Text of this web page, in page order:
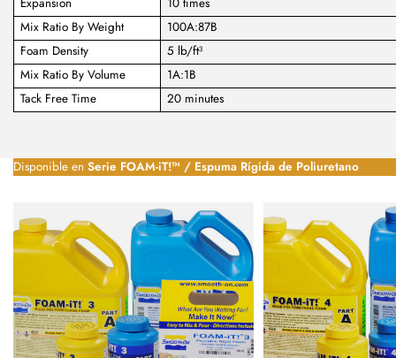
Mix Ratio By Weight
100A:87B
Foam Density
5 lb/ft³
Mix Ratio By Volume
1A:1B
Tack Free Time
20 minutes
Disponible en Serie FOAM-iT!™ / Espuma Rígida de Poliuretano